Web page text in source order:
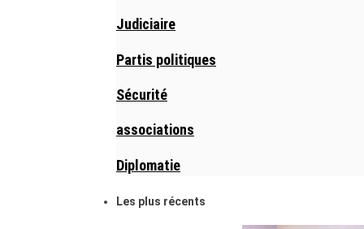
Judiciaire
Partis politiques
Sécurité
associations
Diplomatie
Les plus récents